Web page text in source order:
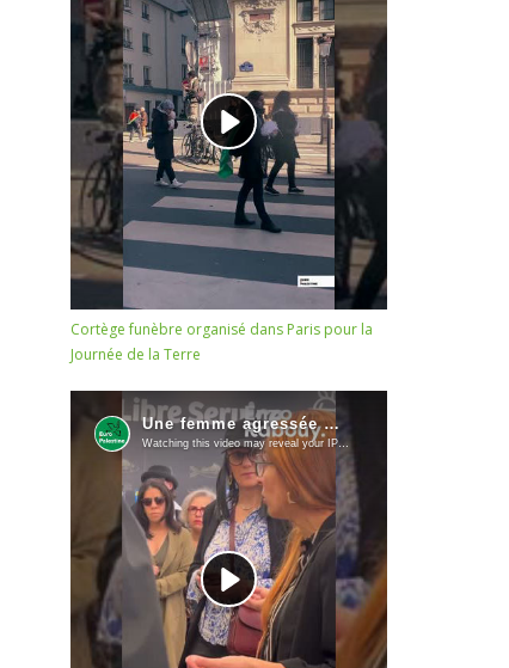
Cortège funèbre organisé dans Paris pour la
Journée de la Terre